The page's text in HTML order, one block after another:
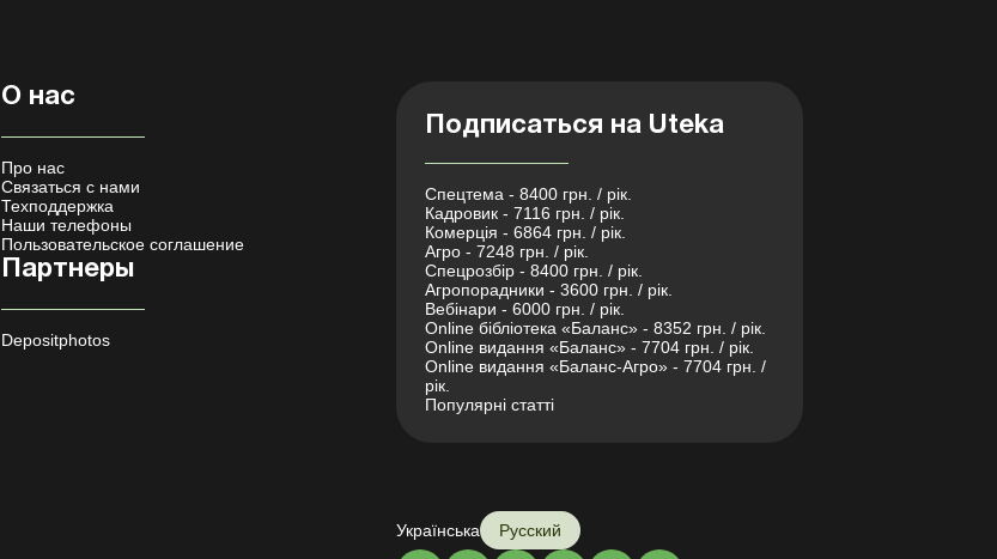
О нас
Про нас
Связаться с нами
Техподдержка
Наши телефоны
Пользовательское соглашение
Партнеры
Depositphotos
Подписаться на Uteka
Спецтема - 8400 грн. / рік.
Кадровик - 7116 грн. / рік.
Комерція - 6864 грн. / рік.
Агро - 7248 грн. / рік.
Спецрозбір - 8400 грн. / рік.
Агропорадники - 3600 грн. / рік.
Вебінари - 6000 грн. / рік.
Online бібліотека «Баланс» - 8352 грн. / рік.
Online видання «Баланс» - 7704 грн. / рік.
Online видання «Баланс-Агро» - 7704 грн. /
рік.
Популярні статті
Українська Русский